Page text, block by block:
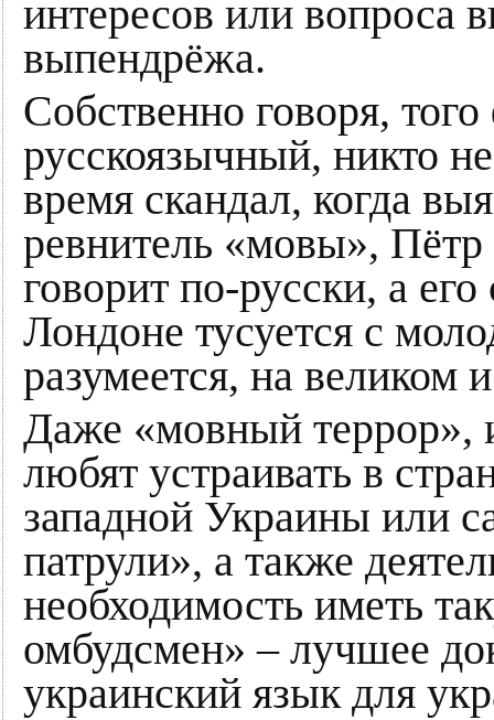
интересов или вопроса
выпендрёжа.
Собственно говоря,
русскоязычный, никто
время скандал, когда
ревнитель «мовы»,
говорит по-русски, а
Лондоне тусуется с
разумеется, на великом
Даже «мовный террор»,
любят устраивать в
западной Украины или
патрули», а также
необходимость иметь
омбудсмен» – лучшее
украинский язык для